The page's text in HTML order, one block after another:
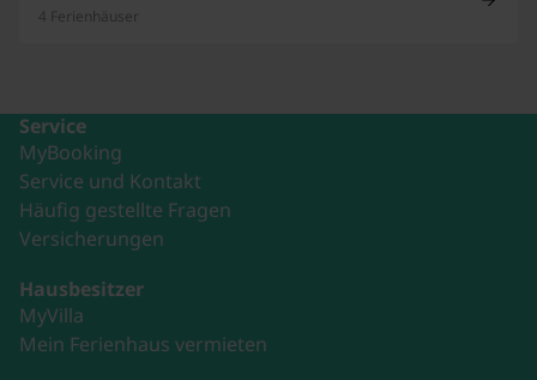
4 Ferienhäuser
Service
MyBooking
Service und Kontakt
Häufig gestellte Fragen
Versicherungen
Hausbesitzer
MyVilla
Mein Ferienhaus vermieten